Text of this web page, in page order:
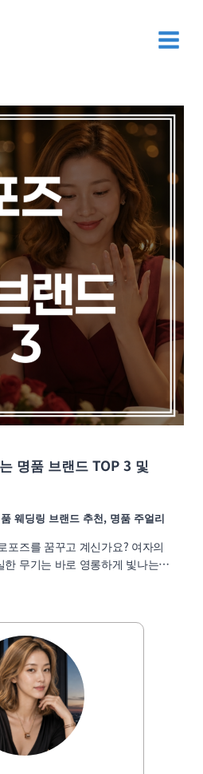
명품 브랜드 TOP 3 및
웨딩링 브랜드 추천, 명품 주얼리
포즈를 꿈꾸고 계신가요? 여자의
한 무기는 바로 영롱하게 빛나는…